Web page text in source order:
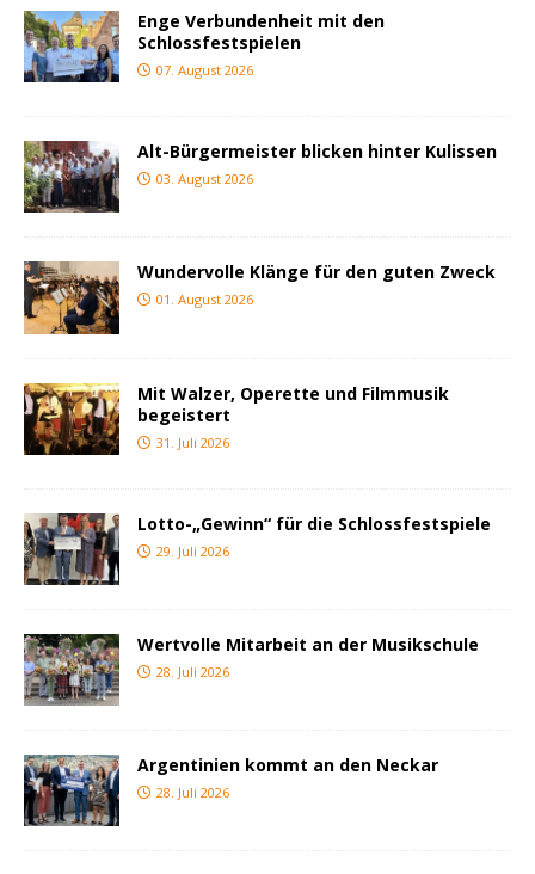
Enge Verbundenheit mit den
Schlossfestspielen
07. August 2026
Alt-Bürgermeister blicken hinter Kulissen
03. August 2026
Wundervolle Klänge für den guten Zweck
01. August 2026
Mit Walzer, Operette und Filmmusik
begeistert
31. Juli 2026
Lotto-„Gewinn“ für die Schlossfestspiele
29. Juli 2026
Wertvolle Mitarbeit an der Musikschule
28. Juli 2026
Argentinien kommt an den Neckar
28. Juli 2026